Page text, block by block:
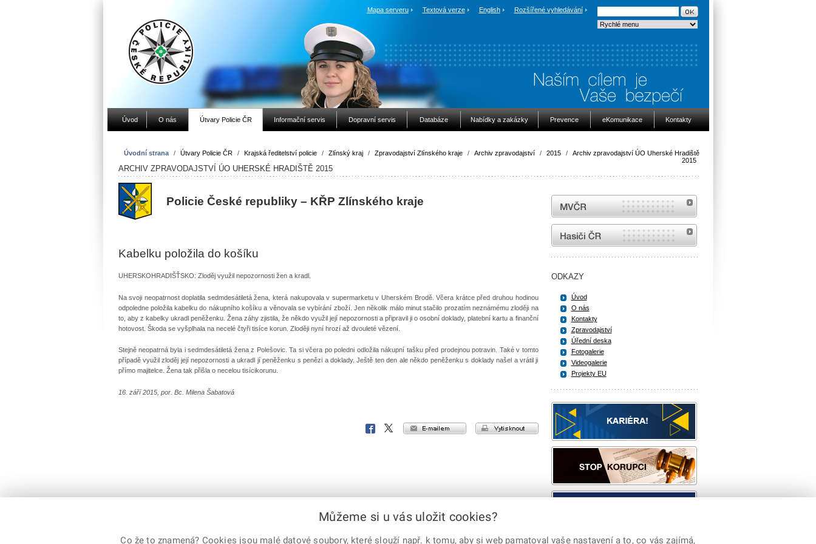
Mapa serveru Textová verze English Rozšířené vyhledávání
Úvod O nás Útvary Policie ČR Informační servis Dopravní servis Databáze Nabídky a zakázky Prevence eKomunikace Kontakty
Úvodní strana / Útvary Policie ČR / Krajská ředitelství policie / Zlínský kraj / Zpravodajství Zlínského kraje / Archiv zpravodajství / 2015 /
Archiv zpravodajství ÚO Uherské Hradiště
2015
ARCHIV ZPRAVODAJSTVÍ ÚO UHERSKÉ HRADIŠTĚ 2015
Policie České republiky – KŘP Zlínského kraje
Kabelku položila do košíku
UHERSKOHRADIŠŤSKO: Zloděj využil nepozornosti žen a kradl.
Na svoji neopatrnost doplatila sedmdesátiletá žena, která nakupovala v supermarketu v Uherském Brodě. Včera krátce před druhou hodinou
odpoledne položila kabelku do nákupního košíku a věnovala se vybírání zboží. Jen několik málo minut stačilo prozatím neznámému zloději na
to, aby z kabelky ukradl peněženku. Žena záhy zjistila, že někdo využil její nepozornosti a připravil ji o osobní doklady, platební kartu a finanční
hotovost. Škoda se vyšplhala na necelé čtyři tisíce korun. Zloději nyní hrozí až dvouleté vězení.
Stejně neopatrná byla i sedmdesátiletá žena z Polešovic. Ta si včera po poledni odložila nákupní tašku před prodejnou potravin. Také v tomto
případě využil zloděj její nepozornosti a ukradl jí peněženku s penězi a doklady. Ještě ten den ale někdo peněženku s doklady našel a vrátil ji
přímo majitelce. Žena tak přišla o necelou tisícikorunu.
16. září 2015, por. Bc. Milena Šabatová
vytisknout
e-mailem
X
Facebook
MVČR
internetové stránky Hasiči ČR
ODKAZY
Úvod
O nás
Kontakty
Zpravodajství
Úřední deska
Fotogalerie
Videogalerie
Projekty EU
Můžeme si u vás uložit cookies?
Co že to znamená? Cookies jsou malé datové soubory, které slouží např. k tomu, aby si web pamatoval vaše nastavení a to, co vás zajímá,